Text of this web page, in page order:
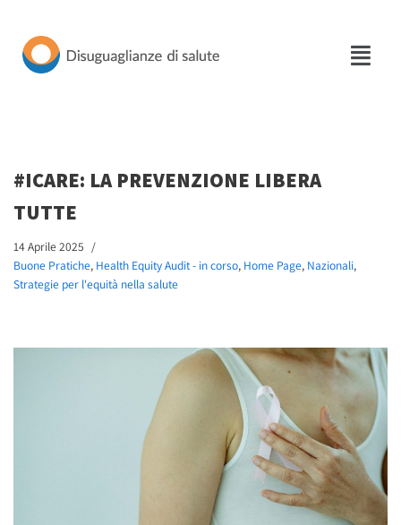
Vai
#ICARE: LA PREVENZIONE LIBERA
TUTTE
14 Aprile 2025
Buone Pratiche, Health Equity Audit - in corso, Home Page, Nazionali,
Strategie per l'equità nella salute